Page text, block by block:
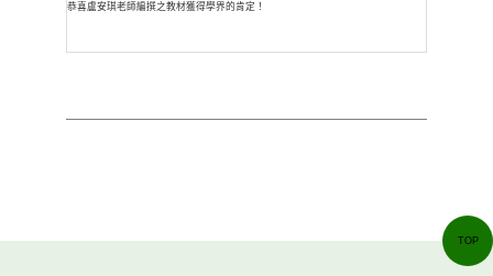
恭喜盧安琪老師編撰之教材獲得學界的肯定！
TOP